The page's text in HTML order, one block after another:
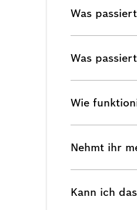
Was
Was
Wie
Nehmt ihr
Kann ich